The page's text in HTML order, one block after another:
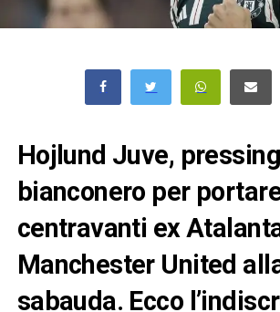
Hojlund Juve, pressing
bianconero per
centravanti ex
Manchester United
sabauda. Ecco